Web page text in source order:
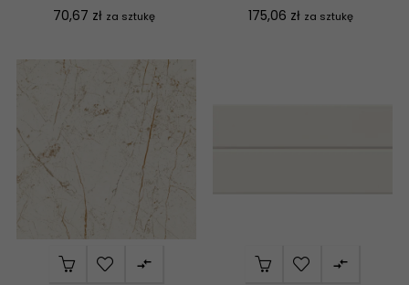
Cena
70,67 zł za sztukę Cena
175,06 zł za sztukę
 